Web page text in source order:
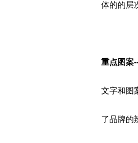
体的的层
重点图案
文字和图
了品牌的